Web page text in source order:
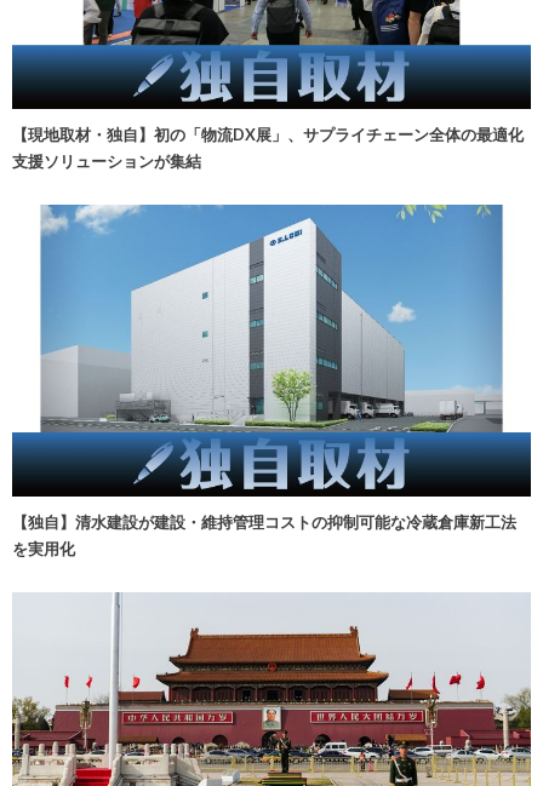
【現地取材・独自】初の「物流DX展」、サプライチェーン全体の最適化
支援ソリューションが集結
【独自】清水建設が建設・維持管理コストの抑制可能な冷蔵倉庫新工法
を実用化